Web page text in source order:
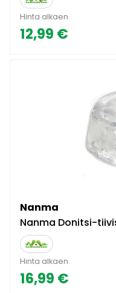
Hinta alkaen
12,99 €
Nanma
Nanma Donitsi-
Hinta alkaen
16,99 €